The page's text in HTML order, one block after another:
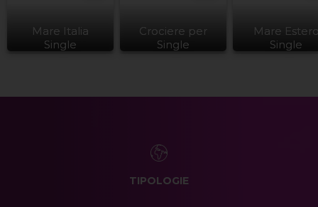
Mare Italia
Single
Crociere per
Single
Mare
Single
TIPOLOGIE